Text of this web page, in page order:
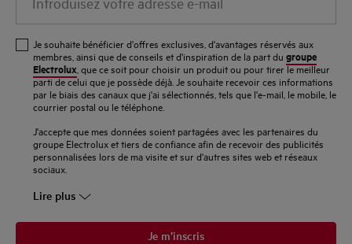
votre
e-
mail
Je souhaite bénéficier d'offres exclusives, d'avantages réservés aux
membres, ainsi que de conseils et d'inspiration de la part du groupe
Electrolux , que ce soit pour choisir un produit ou pour tirer le meilleur
parti de celui que je possède déjà. Je souhaite recevoir ces informations
par le biais des canaux que j'ai sélectionnés, tels que l'e-mail, le mobile, le
courrier postal ou le téléphone.
J'accepte que mes données soient partagées avec les partenaires du
groupe Electrolux et tiers de confiance afin de recevoir des publicités
personnalisées lors de ma visite et sur d'autres sites web et réseaux
sociaux.
Lire plus
Je m’inscris